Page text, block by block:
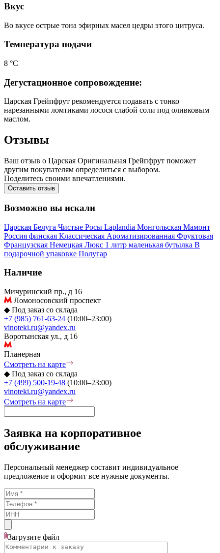
Вкус
Во вкусе острые тона эфирных масел цедры этого цитруса.​
Температура подачи
8 °С
Дегустационное сопровождение:
Царская Грейпфрут рекомендуется подавать с тонко
нарезанными ломтиками лосося слабой соли под оливковым
маслом.​
Отзывы
Ваш отзыв о Царская Оригинальная Грейпфрут поможет
другим покупателям определиться с выбором.
Поделитесь своими впечатлениями.
Оставить отзыв
Возможно вы искали
Царская Белуга Чистые Росы Laplandia Монгольская Мамонт
Россия финская Классическая Ароматизированная Фруктовая
Французская Немецкая Люкс 1 литр маленькая бутылка В
подарочной упаковке Полугар
Наличие
Мичуринский пр., д 16
Ломоносовский проспект
◆ Под заказ со склада
+7 (985) 761-63-24 (10:00–23:00)
vinoteki.ru@yandex.ru
Воротынская ул., д 16
Планерная
Смотреть на карте
◆ Под заказ со склада
+7 (499) 500-19-48 (10:00–23:00)
vinoteki.ru@yandex.ru
Смотреть на карте
Заявка на корпоративное
обслуживание
Персональный менеджер составит индивидуальное
предложение и оформит все нужные документы.
Загрузите файл